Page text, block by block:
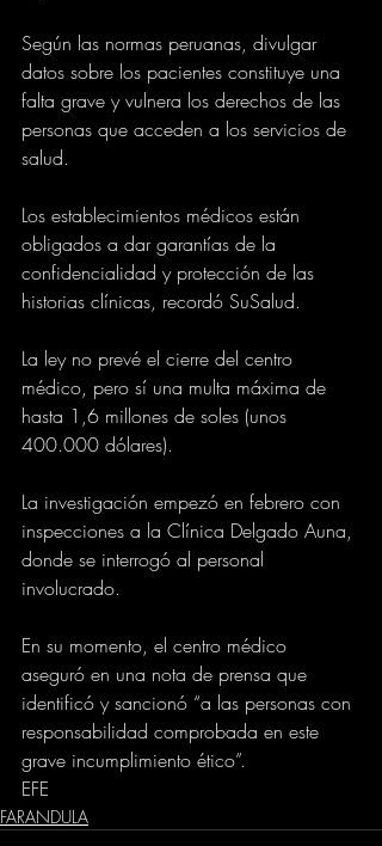
Según las normas peruanas, divulgar
datos sobre los pacientes constituye una
falta grave y vulnera los derechos de las
personas que acceden a los servicios de
salud.
Los establecimientos médicos están
obligados a dar garantías de la
confidencialidad y protección de las
historias clínicas, recordó SuSalud.
La ley no prevé el cierre del centro
médico, pero sí una multa máxima de
hasta 1,6 millones de soles (unos
400.000 dólares).
La investigación empezó en febrero con
inspecciones a la Clínica Delgado Auna,
donde se interrogó al personal
involucrado.
En su momento, el centro médico
aseguró en una nota de prensa que
identificó y sancionó “a las personas con
responsabilidad comprobada en este
grave incumplimiento ético”.
EFE
FARANDULA